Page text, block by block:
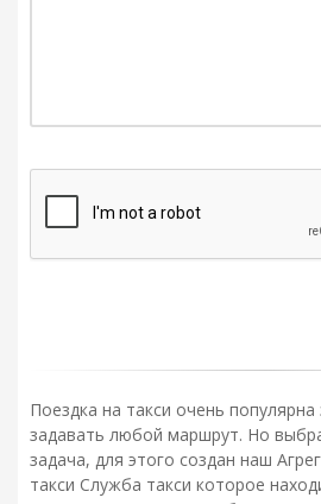
Поездка на такси очень
задавать любой маршрут. Но
задача, для этого создан наш
такси Служба такси которое